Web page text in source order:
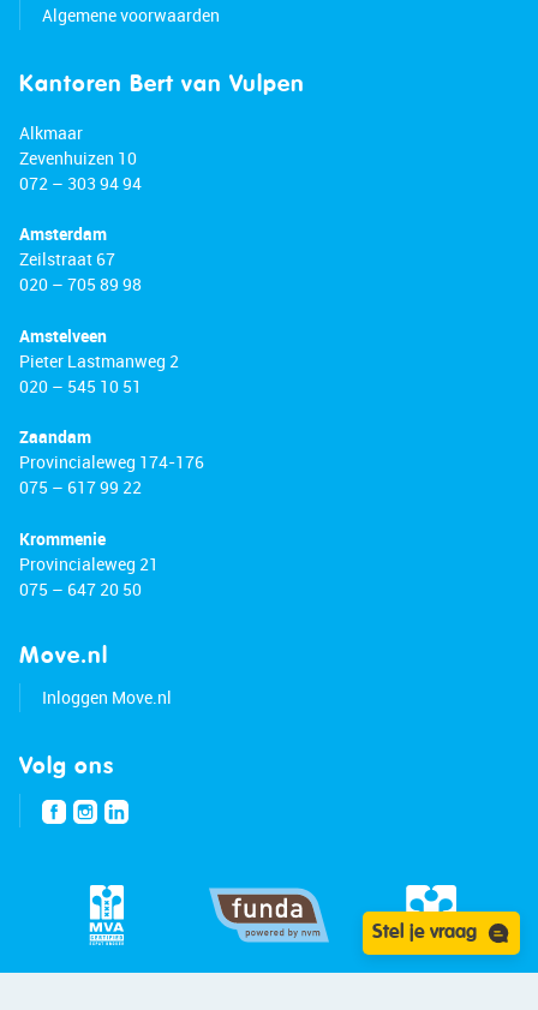
Algemene voorwaarden
Kantoren Bert van Vulpen
Alkmaar
Zevenhuizen 10
072 – 303 94 94
Amsterdam
Zeilstraat 67
020 – 705 89 98
Amstelveen
Pieter Lastmanweg 2
020 – 545 10 51
Zaandam
Provincialeweg 174-176
075 – 617 99 22
Krommenie
Provincialeweg 21
075 – 647 20 50
Move.nl
Inloggen Move.nl
Volg ons
Stel je vraag